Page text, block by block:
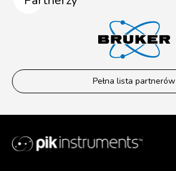
Pełna lista partnerów